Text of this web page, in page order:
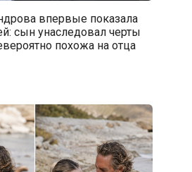
впервые показала
сын унаследовал черты
похожа на отца